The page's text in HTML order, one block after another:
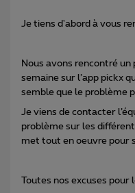
Je tiens d'abord à vous
Nous avons rencontré un
semaine sur l’app pickx
semble que le problème
Je viens de contacter
problème sur les
met tout en oeuvre pour
Toutes nos excuses